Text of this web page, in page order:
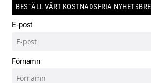
BESTÄLL VÅRT KOSTNADSFRIA
E-post
Förnamn